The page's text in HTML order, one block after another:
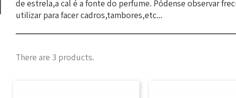
de estrela,a cal é a fonte do perfume. Pódense observar
utilizar para facer cadros,tambores,etc...
There are 3 products.